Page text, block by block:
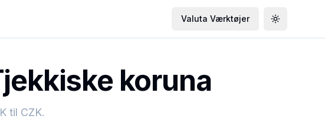
Valuta Værktøjer Toggle
koruna
til CZK.